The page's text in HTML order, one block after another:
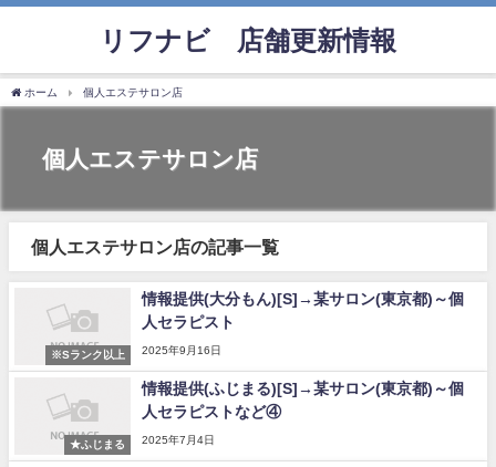
リフナビ®店舗更新情報
ホーム 個人エステサロン店
個人エステサロン店
個人エステサロン店の記事一覧
※Sランク以上
情報提供(大分もん)[S]→某サロン(東京都)～個
人セラピスト
2025年9月16日
★ふじまる
情報提供(ふじまる)[S]→某サロン(東京都)～個
人セラピストなど④
2025年7月4日